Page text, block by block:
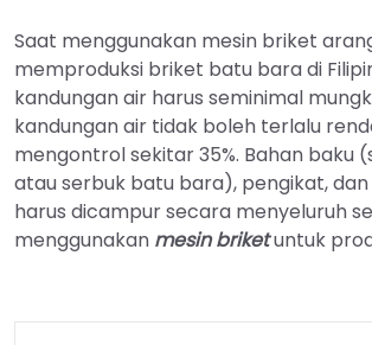
Saat menggunakan mesin briket
memproduksi briket batu bara di
kandungan air harus seminimal
kandungan air tidak boleh terlalu
mengontrol sekitar 35%. Bahan baku
atau serbuk batu bara), pengikat,
harus dicampur secara menyeluruh
menggunakan mesin briketuntuk